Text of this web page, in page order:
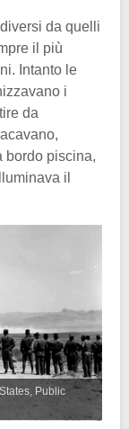
da quelli
il più
Intanto le
i
da
bordo piscina,
il
Public